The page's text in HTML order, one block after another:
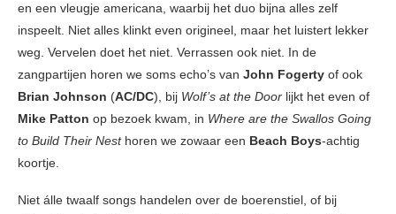
en een vleugje americana, waarbij het duo bijna alles zelf
inspeelt. Niet alles klinkt even origineel, maar het luistert lekker
weg. Vervelen doet het niet. Verrassen ook niet. In de
zangpartijen horen we soms echo’s van John Fogerty of ook
Brian Johnson (AC/DC), bij Wolf’s at the Door lijkt het even of
Mike Patton op bezoek kwam, in Where are the Swallos Going
to Build Their Nest horen we zowaar een Beach Boys-achtig
koortje.
Niet álle twaalf songs handelen over de boerenstiel, of bij